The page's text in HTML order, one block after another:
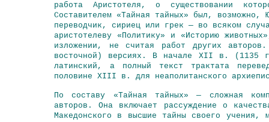
работа Аристотеля, о существовании
Составителем «Тайная тайных» был,
переводчик, сириец или грек — во всяком
аристотелеву «Политику» и «Историю
изложении, не считая работ других
восточной) версиях. В начале XII в. (1135
латинский, а полный текст трактата
половине XIII в. для неаполитанского
По составу «Тайная тайных» — сложная
авторов. Она включает рассуждение о
Македонского в высшие тайны своего учения,